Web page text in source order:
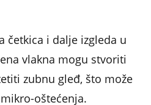
četkica i dalje izgleda u
vlakna mogu stvoriti
zubnu gleđ, što može
oštećenja.